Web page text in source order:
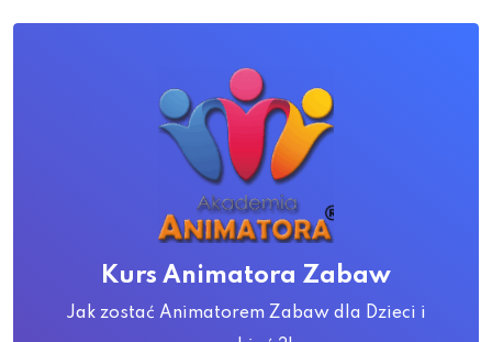
Kurs Animatora Zabaw
Jak zostać Animatorem Zabaw dla Dzieci i